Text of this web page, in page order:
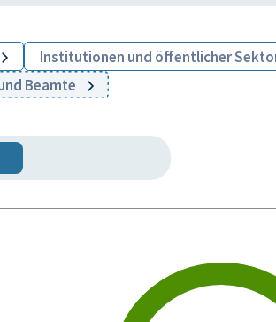
Institutionen und öffentlicher
Beamte